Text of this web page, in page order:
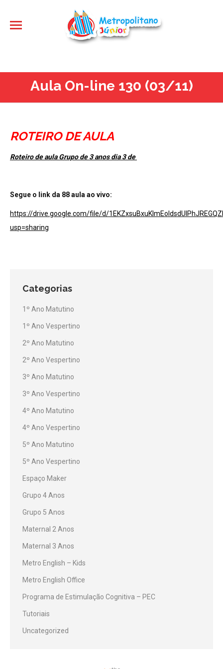
Aula On-line 130 (03/11)
ROTEIRO DE AULA
Roteiro de aula Grupo de 3 anos dia 3 de
Segue o link da 88 aula ao vivo:
https://drive.google.com/file/d/
usp=sharing
Categorias
1º Ano Matutino
1º Ano Vespertino
2º Ano Matutino
2º Ano Vespertino
3º Ano Matutino
3º Ano Vespertino
4º Ano Matutino
4º Ano Vespertino
5º Ano Matutino
5º Ano Vespertino
Espaço Maker
Grupo 4 Anos
Grupo 5 Anos
Maternal 2 Anos
Maternal 3 Anos
Metro English – Kids
Metro English Office
Programa de Estimulação Cognitiva – PEC
Tutoriais
Uncategorized